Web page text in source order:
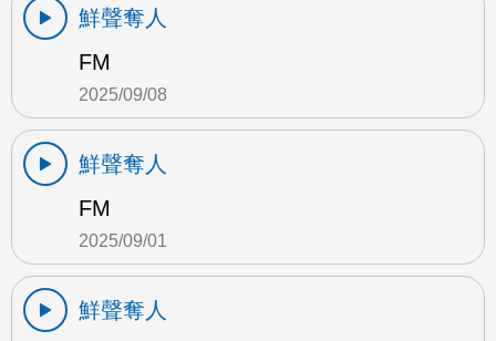
鮮聲奪人
FM
2025/09/08
鮮聲奪人
FM
2025/09/01
鮮聲奪人